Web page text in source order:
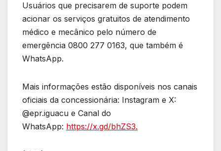
Usuários que precisarem de suporte podem
acionar os serviços gratuitos de atendimento
médico e mecânico pelo número de
emergência 0800 277 0163, que também é
WhatsApp.
Mais informações estão disponíveis nos canais
oficiais da concessionária: Instagram e X:
@epr.iguacu e Canal do
WhatsApp: https://x.gd/bhZS3.